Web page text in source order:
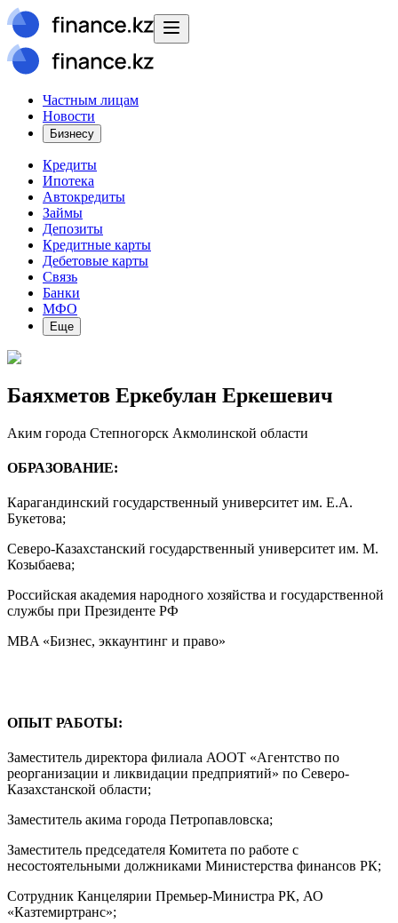
Частным лицам
Новости
Бизнесу
Кредиты
Ипотека
Автокредиты
Займы
Депозиты
Кредитные карты
Дебетовые карты
Связь
Банки
МФО
Еще
Баяхметов Еркебулан Еркешевич
Аким города Степногорск Акмолинской области
ОБРАЗОВАНИЕ:
Карагандинский государственный университет им. Е.А.
Букетова;
Северо-Казахстанский государственный университет им. М.
Козыбаева;
Российская академия народного хозяйства и государственной
службы при Президенте РФ
MBA «Бизнес, эккаунтинг и право»
ОПЫТ РАБОТЫ:
Заместитель директора филиала АООТ «Агентство по
реорганизации и ликвидации предприятий» по Северо-
Казахстанской области;
Заместитель акима города Петропавловска;
Заместитель председателя Комитета по работе с
несостоятельными должниками Министерства финансов РК;
Сотрудник Канцелярии Премьер-Министра РК, АО
«Казтемиртранс»;